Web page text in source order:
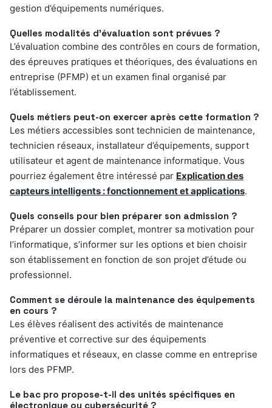
gestion d’équipements numériques.
Quelles modalités d’évaluation sont prévues ?
L’évaluation combine des contrôles en cours de formation,
des épreuves pratiques et théoriques, des évaluations en
entreprise (PFMP) et un examen final organisé par
l’établissement.
Quels métiers peut-on exercer après cette formation ?
Les métiers accessibles sont technicien de maintenance,
technicien réseaux, installateur d’équipements, support
utilisateur et agent de maintenance informatique. Vous
pourriez également être intéressé par Explication des
capteurs intelligents : fonctionnement et applications.
Quels conseils pour bien préparer son admission ?
Préparer un dossier complet, montrer sa motivation pour
l’informatique, s’informer sur les options et bien choisir
son établissement en fonction de son projet d’étude ou
professionnel.
Comment se déroule la maintenance des équipements
en cours ?
Les élèves réalisent des activités de maintenance
préventive et corrective sur des équipements
informatiques et réseaux, en classe comme en entreprise
lors des PFMP.
Le bac pro propose-t-il des unités spécifiques en
électronique ou cybersécurité ?